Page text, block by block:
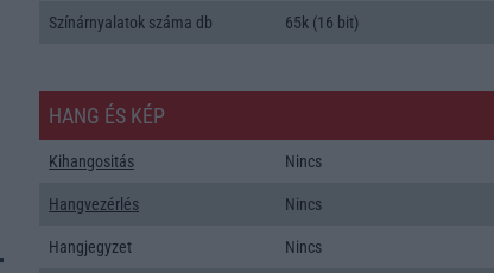
Színárnyalatok száma db 65k (16 bit)
HANG ÉS KÉP
Kihangositás Nincs
Hangvezérlés Nincs
Hangjegyzet Nincs